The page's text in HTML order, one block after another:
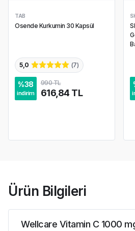
TAB
Osende Kurkumin 30 Kapsül
5,0 (7)
%38
indirim
990 TL
616,84 TL
Ürün Bilgileri
Wellcare Vitamin C 1000